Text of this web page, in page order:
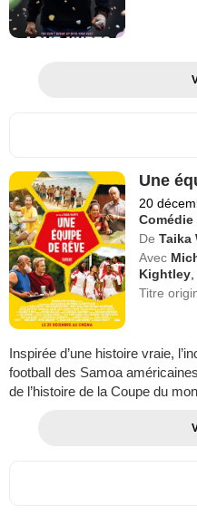
Une
20
De Taika
Avec
Kightley
Titre
Inspirée d’une histoire vraie,
football des Samoa
de l’histoire de la Coupe du